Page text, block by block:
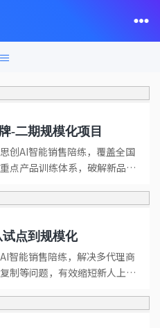
≡
-二期规模化项目
创AI智能销售陪练，覆盖全国
点产品训练体系，破解新品推
点到规模化
智能销售陪练，解决多代理商
制等问题，有效缩短新人上岗